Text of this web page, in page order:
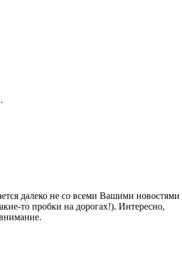
далеко не со всеми Вашими новостями
то пробки на дорогах!). Интересно,